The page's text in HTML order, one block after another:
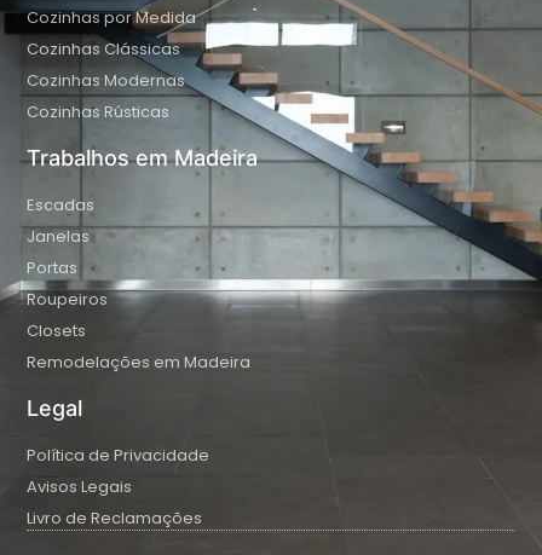
Cozinhas por Medida
Cozinhas Clássicas
Cozinhas Modernas
Cozinhas Rústicas
Trabalhos em Madeira
Escadas
Janelas
Portas
Roupeiros
Closets
Remodelações em Madeira
Legal
Política de Privacidade
Avisos Legais
Livro de Reclamações